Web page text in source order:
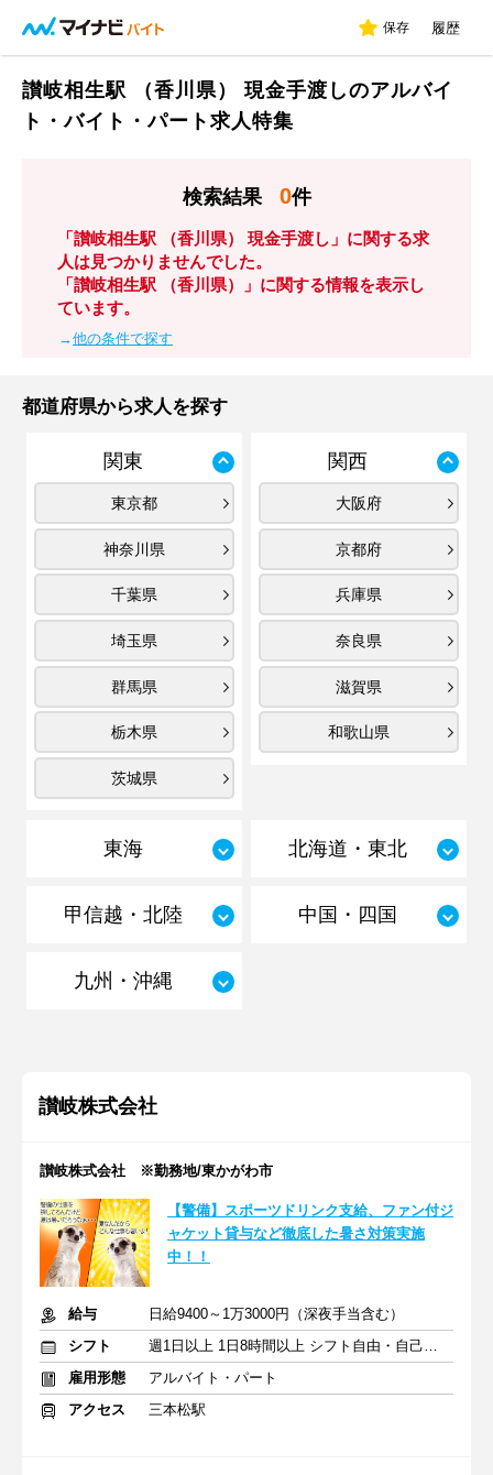
保存 履歴
讃岐相生駅 （香川県） 現金手渡しのアルバイ
ト・バイト・パート求人特集
検索結果 0件
「讃岐相生駅 （香川県） 現金手渡し」に関する求
人は見つかりませんでした。
「讃岐相生駅 （香川県）」に関する情報を表示し
ています。
→他の条件で探す
都道府県から求人を探す
関東
東京都
神奈川県
千葉県
埼玉県
群馬県
栃木県
茨城県
関西
大阪府
京都府
兵庫県
奈良県
滋賀県
和歌山県
東海 北海道・東北
甲信越・北陸 中国・四国
九州・沖縄
讃岐株式会社
讃岐株式会社 ※勤務地/東かがわ市
【警備】スポーツドリンク支給、ファン付ジ
ャケット貸与など徹底した暑さ対策実施
中！！
給与
日給9400～1万3000円（深夜手当含む）
シフト
週1日以上 1日8時間以上 シフト自由・自己申告
雇用形態
アルバイト・パート
アクセス
三本松駅